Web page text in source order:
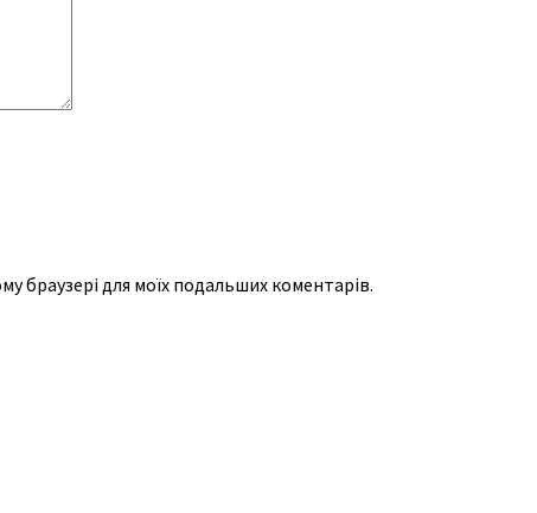
браузері для моїх подальших коментарів.